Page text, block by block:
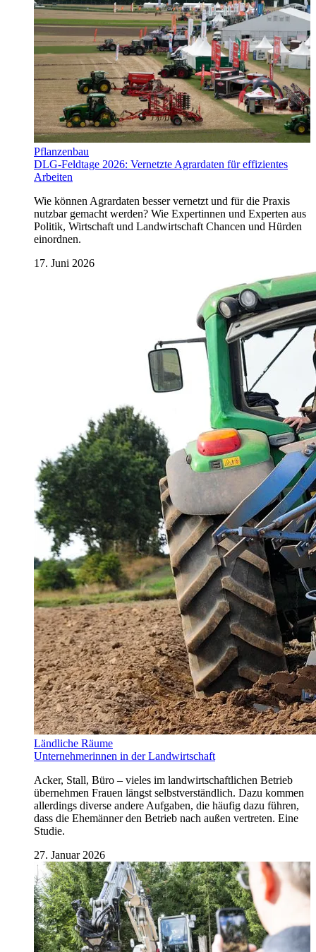
Pflanzenbau
DLG-Feldtage 2026: Vernetzte Agrardaten für effizientes
Arbeiten
Wie können Agrardaten besser vernetzt und für die Praxis
nutzbar gemacht werden? Wie Expertinnen und Experten aus
Politik, Wirtschaft und Landwirtschaft Chancen und Hürden
einordnen.
17. Juni 2026
Ländliche Räume
Unternehmerinnen in der Landwirtschaft
Acker, Stall, Büro – vieles im landwirtschaftlichen Betrieb
übernehmen Frauen längst selbstverständlich. Dazu kommen
allerdings diverse andere Aufgaben, die häufig dazu führen,
dass die Ehemänner den Betrieb nach außen vertreten. Eine
Studie.
27. Januar 2026